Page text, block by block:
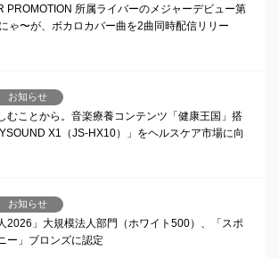
PROMOTION 所属ライバーのメジャーデビュー第
ゃ〜が、ボカロカバー曲を2曲同時配信リリー
お知らせ
むことから。音楽療養コンテンツ「健康王国」搭
X1（JS-HX10）」をヘルスケア市場に向
お知らせ
2026」大規模法人部門（ホワイト500）、「スポ
ー」ブロンズに認定